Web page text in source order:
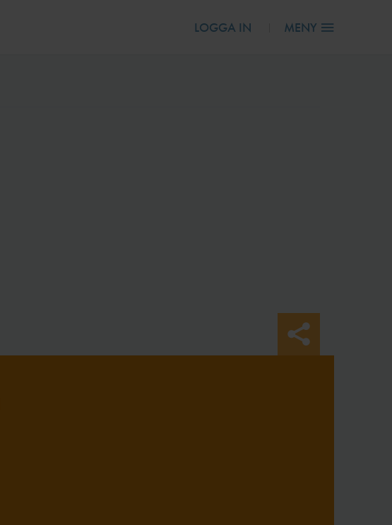
LOGGA IN MENY